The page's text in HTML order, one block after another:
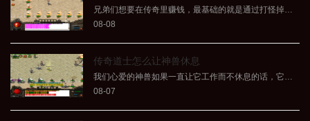
08-08
传奇道士怎么让神兽休息
08-07